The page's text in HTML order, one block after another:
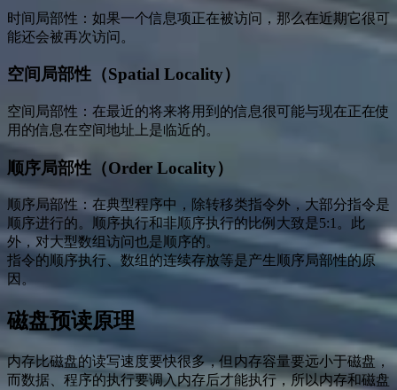
时间局部性：如果一个信息项正在被访问，那么在近期它很可
能还会被再次访问。
空间局部性（Spatial Locality）
空间局部性：在最近的将来将用到的信息很可能与现在正在使
用的信息在空间地址上是临近的。
顺序局部性（Order Locality）
顺序局部性：在典型程序中，除转移类指令外，大部分指令是
顺序进行的。顺序执行和非顺序执行的比例大致是5:1。此
外，对大型数组访问也是顺序的。
指令的顺序执行、数组的连续存放等是产生顺序局部性的原
因。
磁盘预读原理
内存比磁盘的读写速度要快很多，但内存容量要远小于磁盘，
而数据、程序的执行要调入内存后才能执行，所以内存和磁盘